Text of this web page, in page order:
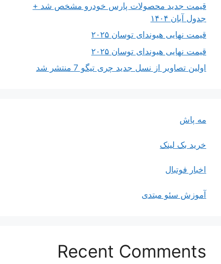
قیمت جدید محصولات پارس خودرو مشخص شد +
جدول آبان ۱۴۰۴
قیمت نهایی هیوندای توسان ۲۰۲۵
قیمت نهایی هیوندای توسان ۲۰۲۵
اولین تصاویر از نسل جدید چری تیگو 7 منتشر شد
مه پاش
خرید بک لینک
اخبار فوتبال
آموزش سئو مبتدی
Recent Comments